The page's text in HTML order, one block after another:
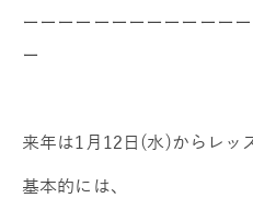
ーーーーーーーーーーーー
ー
来年は1月12日(水)からレッ
基本的には、